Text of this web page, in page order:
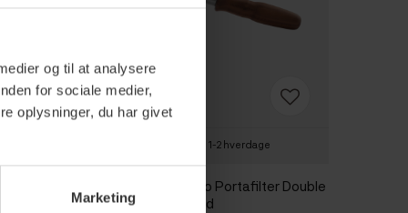
og til at analysere
for sociale medier,
oplysninger, du har givet
Marketing
1-2 hverdage
La Marzocco Portafilter Double
Spout Valnød